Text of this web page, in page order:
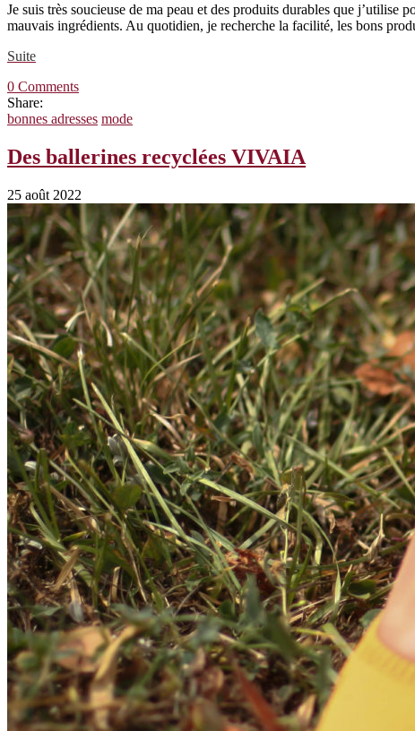
Je suis très soucieuse de ma peau et des produits durables que
mauvais ingrédients. Au quotidien, je recherche la facilité, les bons
Suite
0 Comments
Share:
bonnes adresses mode
Des ballerines recyclées VIVAIA
25 août 2022